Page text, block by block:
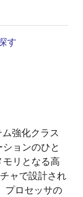
す
強化クラス
ョンのひと
リとなる高
ャで設計され
プロセッサの